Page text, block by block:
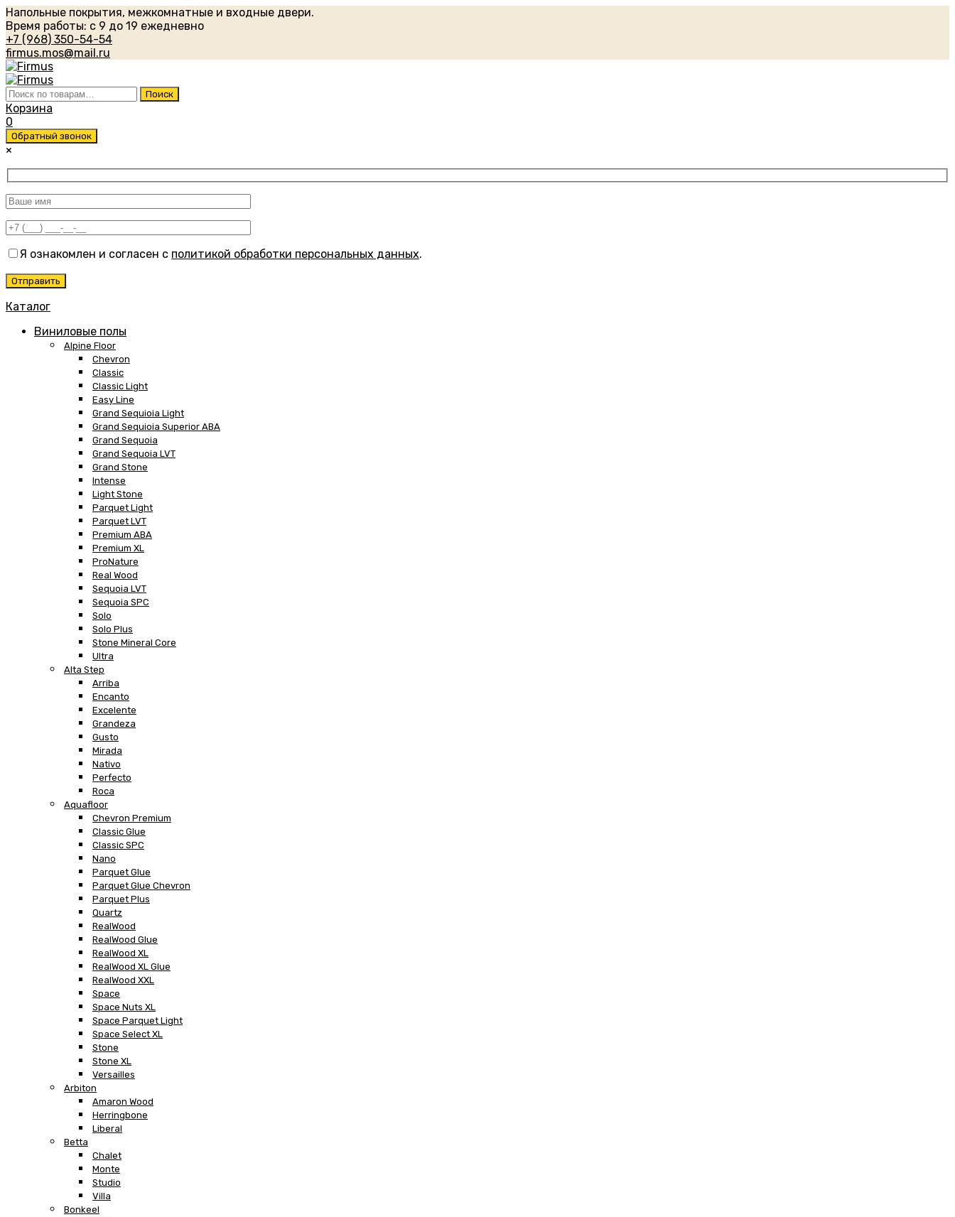
Напольные покрытия, межкомнатные и входные двери.
Время работы: с 9 до 19 ежедневно
+7 (968) 350-54-54
firmus.mos@mail.ru
Искать: Поиск
Корзина
0
Обратный звонок
×
Я ознакомлен и согласен с политикой обработки персональных данных.
Каталог
Виниловые полы
Alpine Floor
Chevron
Classic
Classic Light
Easy Line
Grand Sequioia Light
Grand Sequioia Superior ABA
Grand Sequoia
Grand Sequoia LVT
Grand Stone
Intense
Light Stone
Parquet Light
Parquet LVT
Premium ABA
Premium XL
ProNature
Real Wood
Sequoia LVT
Sequoia SPC
Solo
Solo Plus
Stone Mineral Core
Ultra
Alta Step
Arriba
Encanto
Excelente
Grandeza
Gusto
Mirada
Nativo
Perfecto
Roca
Aquafloor
Chevron Premium
Classic Glue
Classic SPC
Nano
Parquet Glue
Parquet Glue Chevron
Parquet Plus
Quartz
RealWood
RealWood Glue
RealWood XL
RealWood XL Glue
RealWood XXL
Space
Space Nuts XL
Space Parquet Light
Space Select XL
Stone
Stone XL
Versailles
Arbiton
Amaron Wood
Herringbone
Liberal
Betta
Chalet
Monte
Studio
Villa
Bonkeel